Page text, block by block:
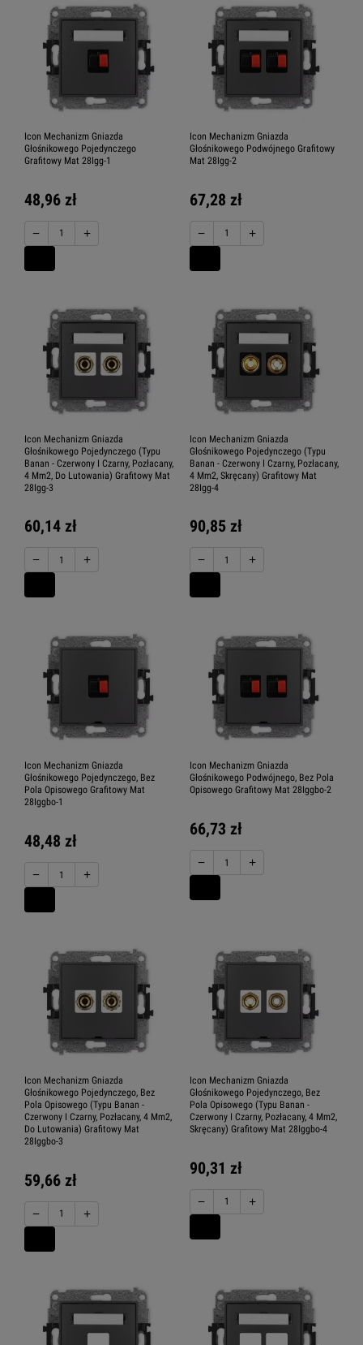
Icon Mechanizm Gniazda
Głośnikowego Pojedynczego
Grafitowy Mat 28Igg-1
48,96 zł
− +
Icon Mechanizm Gniazda
Głośnikowego Podwójnego Grafitowy
Mat 28Igg-2
67,28 zł
− +
Icon Mechanizm Gniazda
Głośnikowego Pojedynczego (Typu
Banan - Czerwony I Czarny, Pozłacany,
4 Mm2, Do Lutowania) Grafitowy Mat
28Igg-3
60,14 zł
− +
Icon Mechanizm Gniazda
Głośnikowego Pojedynczego (Typu
Banan - Czerwony I Czarny, Pozłacany,
4 Mm2, Skręcany) Grafitowy Mat
28Igg-4
90,85 zł
− +
Icon Mechanizm Gniazda
Głośnikowego Pojedynczego, Bez
Pola Opisowego Grafitowy Mat
28Iggbo-1
48,48 zł
− +
Icon Mechanizm Gniazda
Głośnikowego Podwójnego, Bez Pola
Opisowego Grafitowy Mat 28Iggbo-2
66,73 zł
− +
Icon Mechanizm Gniazda
Głośnikowego Pojedynczego, Bez
Pola Opisowego (Typu Banan -
Czerwony I Czarny, Pozłacany, 4 Mm2,
Do Lutowania) Grafitowy Mat
28Iggbo-3
59,66 zł
− +
Icon Mechanizm Gniazda
Głośnikowego Pojedynczego, Bez
Pola Opisowego (Typu Banan -
Czerwony I Czarny, Pozłacany, 4 Mm2,
Skręcany) Grafitowy Mat 28Iggbo-4
90,31 zł
− +